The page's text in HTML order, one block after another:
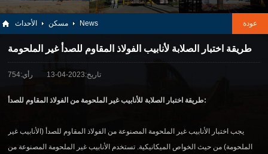
عودة مسكن الأحداث News
طريقة اختبار الصلابة لأنابيب الفولاذ المقاوم للصدأ غير الملحومة
تاريخ:2023-04-13 رأي:754
طريقة اختبار الصلابة للأنابيب غير الملحومة من الفولاذ المقاوم للصدأ:
يجب اختبار الأنابيب غير الملحومة المصنوعة من الفولاذ المقاوم للصدأ (الأنابيب غير
الملحومة) من حيث الخواص الميكانيكية. تستخدم الأنابيب غير الملحومة المصنوعة من